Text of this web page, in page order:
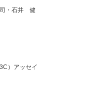
・石井 健
）アッセイ